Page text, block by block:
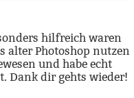
hilfreich waren
alter Photoshop nutzen
und habe echt
Dank dir gehts wieder!